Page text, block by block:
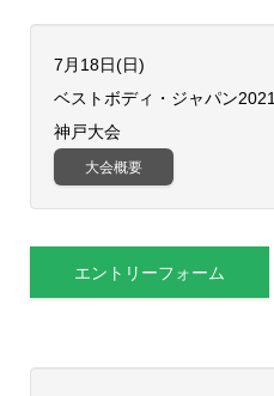
7月18日(日)
ベストボディ・ジャパン2021
神戸大会
大会概要
エントリーフォーム